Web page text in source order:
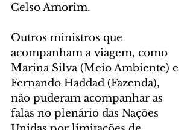
Celso Amorim.
Outros ministros que
acompanham a viagem, como
Marina Silva (Meio Ambiente) e
Fernando Haddad (Fazenda),
não puderam acompanhar as
falas no plenário das Nações